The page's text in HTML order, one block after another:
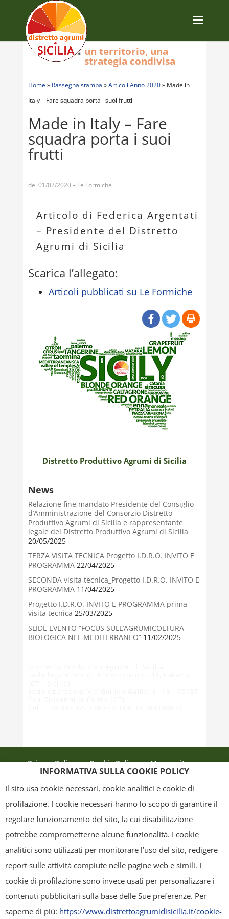
Home » Rassegna stampa »Articoli Anno 2020» Made in
Italy – Fare squadra porta i suoi frutti
Made in Italy – Fare
squadra porta i suoi
frutti
del 01/02/2020 – Le Formiche
Articolo di Federica Argentati
– Presidente del Distretto
Agrumi di Sicilia
Scarica l’allegato:
Articoli pubblicati su Le Formiche
Distretto Produttivo Agrumi di Sicilia
un territorio, una
strategia condivisa
News
Relazione fine mandato Presidente del Consiglio
d’Amministrazione del Consorzio Distretto
Produttivo Agrumi di Sicilia e rappresentante
legale del Distretto Produttivo Agrumi di Sicilia
20/05/2025
TERZA VISITA TECNICA Progetto I.D.R.O. INVITO E
PROGRAMMA22/04/2025
SECONDA visita tecnica_Progetto I.D.R.O. INVITO E
PROGRAMMA11/04/2025
Progetto I.D.R.O. INVITO E PROGRAMMA prima
visita tecnica 25/03/2025
SLIDE EVENTO “FOCUS SULL’AGRUMICOLTURA
BIOLOGICA NEL MEDITERRANEO”11/02/2025
Privacy Policy Cookie Policy
Mappa sito
grafica ed il layout) sono di proprietà del "Distretto Produttivo Agrumi di
Sicilia" e tutelati dal diritto d’autore. È pertanto vietato copiarli,
pubblicarli, riscriverli, commercializzarli, distribuirli, anche soltanto in
parte. Tutti i documenti presenti su questo sito, disponibili gratuitamente
per il download, sono da intendere esclusivamente per uso personale.
INFORMATIVA SULLA COOKIE POLICY
Il sito usa cookie necessari, cookie analitici e cookie di
profilazione. I cookie necessari hanno lo scopo di garantire il
regolare funzionamento del sito, la cui disabilitazione
potrebbe comprometterne alcune funzionalità. I cookie
analitici sono utilizzati per monitorare l’uso del sito, redigere
report sulle attività compiute nelle pagine web e simili. I
cookie di profilazione sono invece usati per personalizzare i
contenuti pubblicitari sulla base delle Sue preferenze. Per
saperne di più: https://www.distrettoagrumidisicilia.it/cookie-